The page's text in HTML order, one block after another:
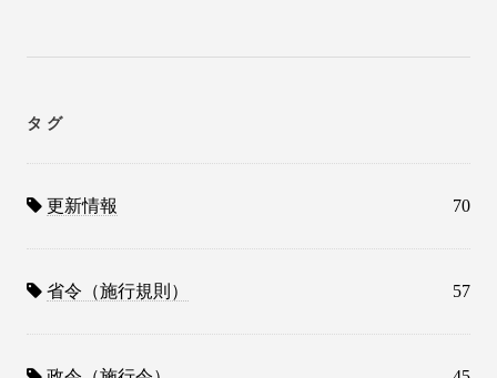
タグ
更新情報 70
省令（施行規則） 57